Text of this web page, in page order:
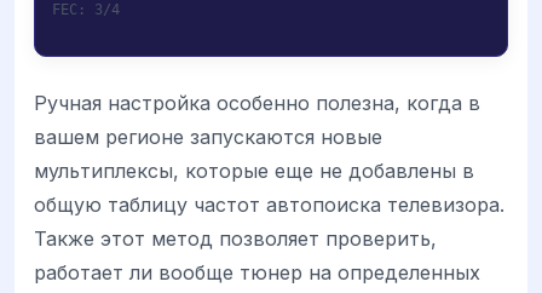
FEC: 3/4
Ручная настройка особенно полезна, когда в
вашем регионе запускаются новые
мультиплексы, которые еще не добавлены в
общую таблицу частот автопоиска телевизора.
Также этот метод позволяет проверить,
работает ли вообще тюнер на определенных